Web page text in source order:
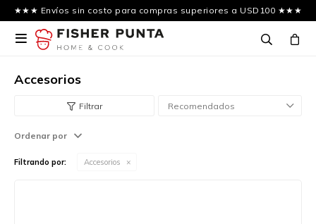
★★★ Envíos sin costo para compras superiores a USD100 ★★★

Accesorios
Recomendados
Ordenar por
Filtrando por: Accesorios